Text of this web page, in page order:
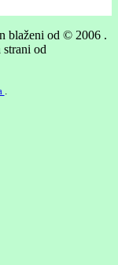
blaženi od © 2006 .
strani od